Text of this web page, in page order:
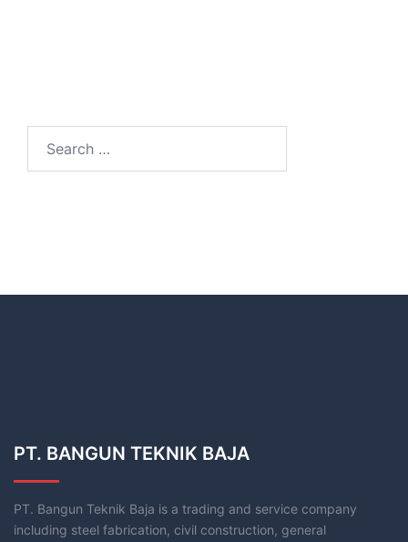
PT. BANGUN TEKNIK BAJA
PT. Bangun Teknik Baja is a trading and service company
including steel fabrication, civil construction, general